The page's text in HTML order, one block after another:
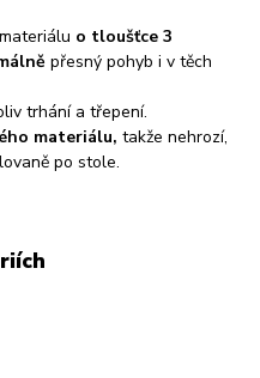
o tloušťce 3
přesný pohyb i v těch
trhání a třepení.
materiálu, takže nehrozí,
po stole.